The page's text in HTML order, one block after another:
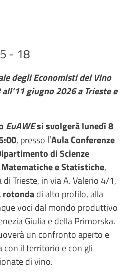
- 18
degli Economisti del Vino
giugno 2026 a Trieste e
EuAWEsi svolgerà lunedì 8
, presso l’Aula Conferenze
di Scienze
e Statistiche,
di Trieste, in via A. Valerio 4/1,
rotondadi alto profilo, alla
voci dal mondo produttivo
Giulia e della Primorska.
un confronto aperto e
il territorio e con gli
di vino.